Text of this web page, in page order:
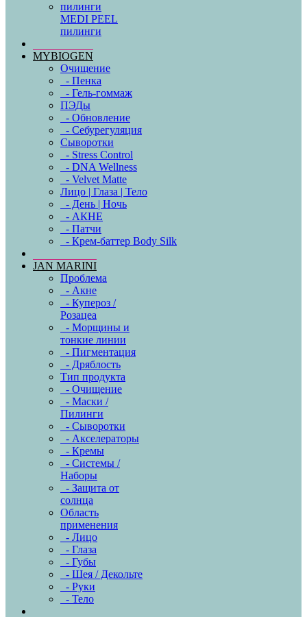
MEDI PEEL
пилинги
MYBIOGEN
Очищение
- Пенка
- Гель-гоммаж
ПЭДы
- Обновление
- Себурегуляция
Сыворотки
- Stress Control
- DNA Wellness
- Velvet Matte
Лицо | Глаза | Тело
- День | Ночь
- АКНЕ
- Патчи
- Крем-баттер Body Silk
JAN MARINI
Проблема
- Акне
- Купероз /
Розацеа
- Морщины и
тонкие линии
- Пигментация
- Дряблость
Тип продукта
- Очищение
- Маски /
Пилинги
- Сыворотки
- Акселераторы
- Кремы
- Системы /
Наборы
- Защита от
солнца
Область
применения
- Лицо
- Глаза
- Губы
- Шея / Декольте
- Руки
- Тело